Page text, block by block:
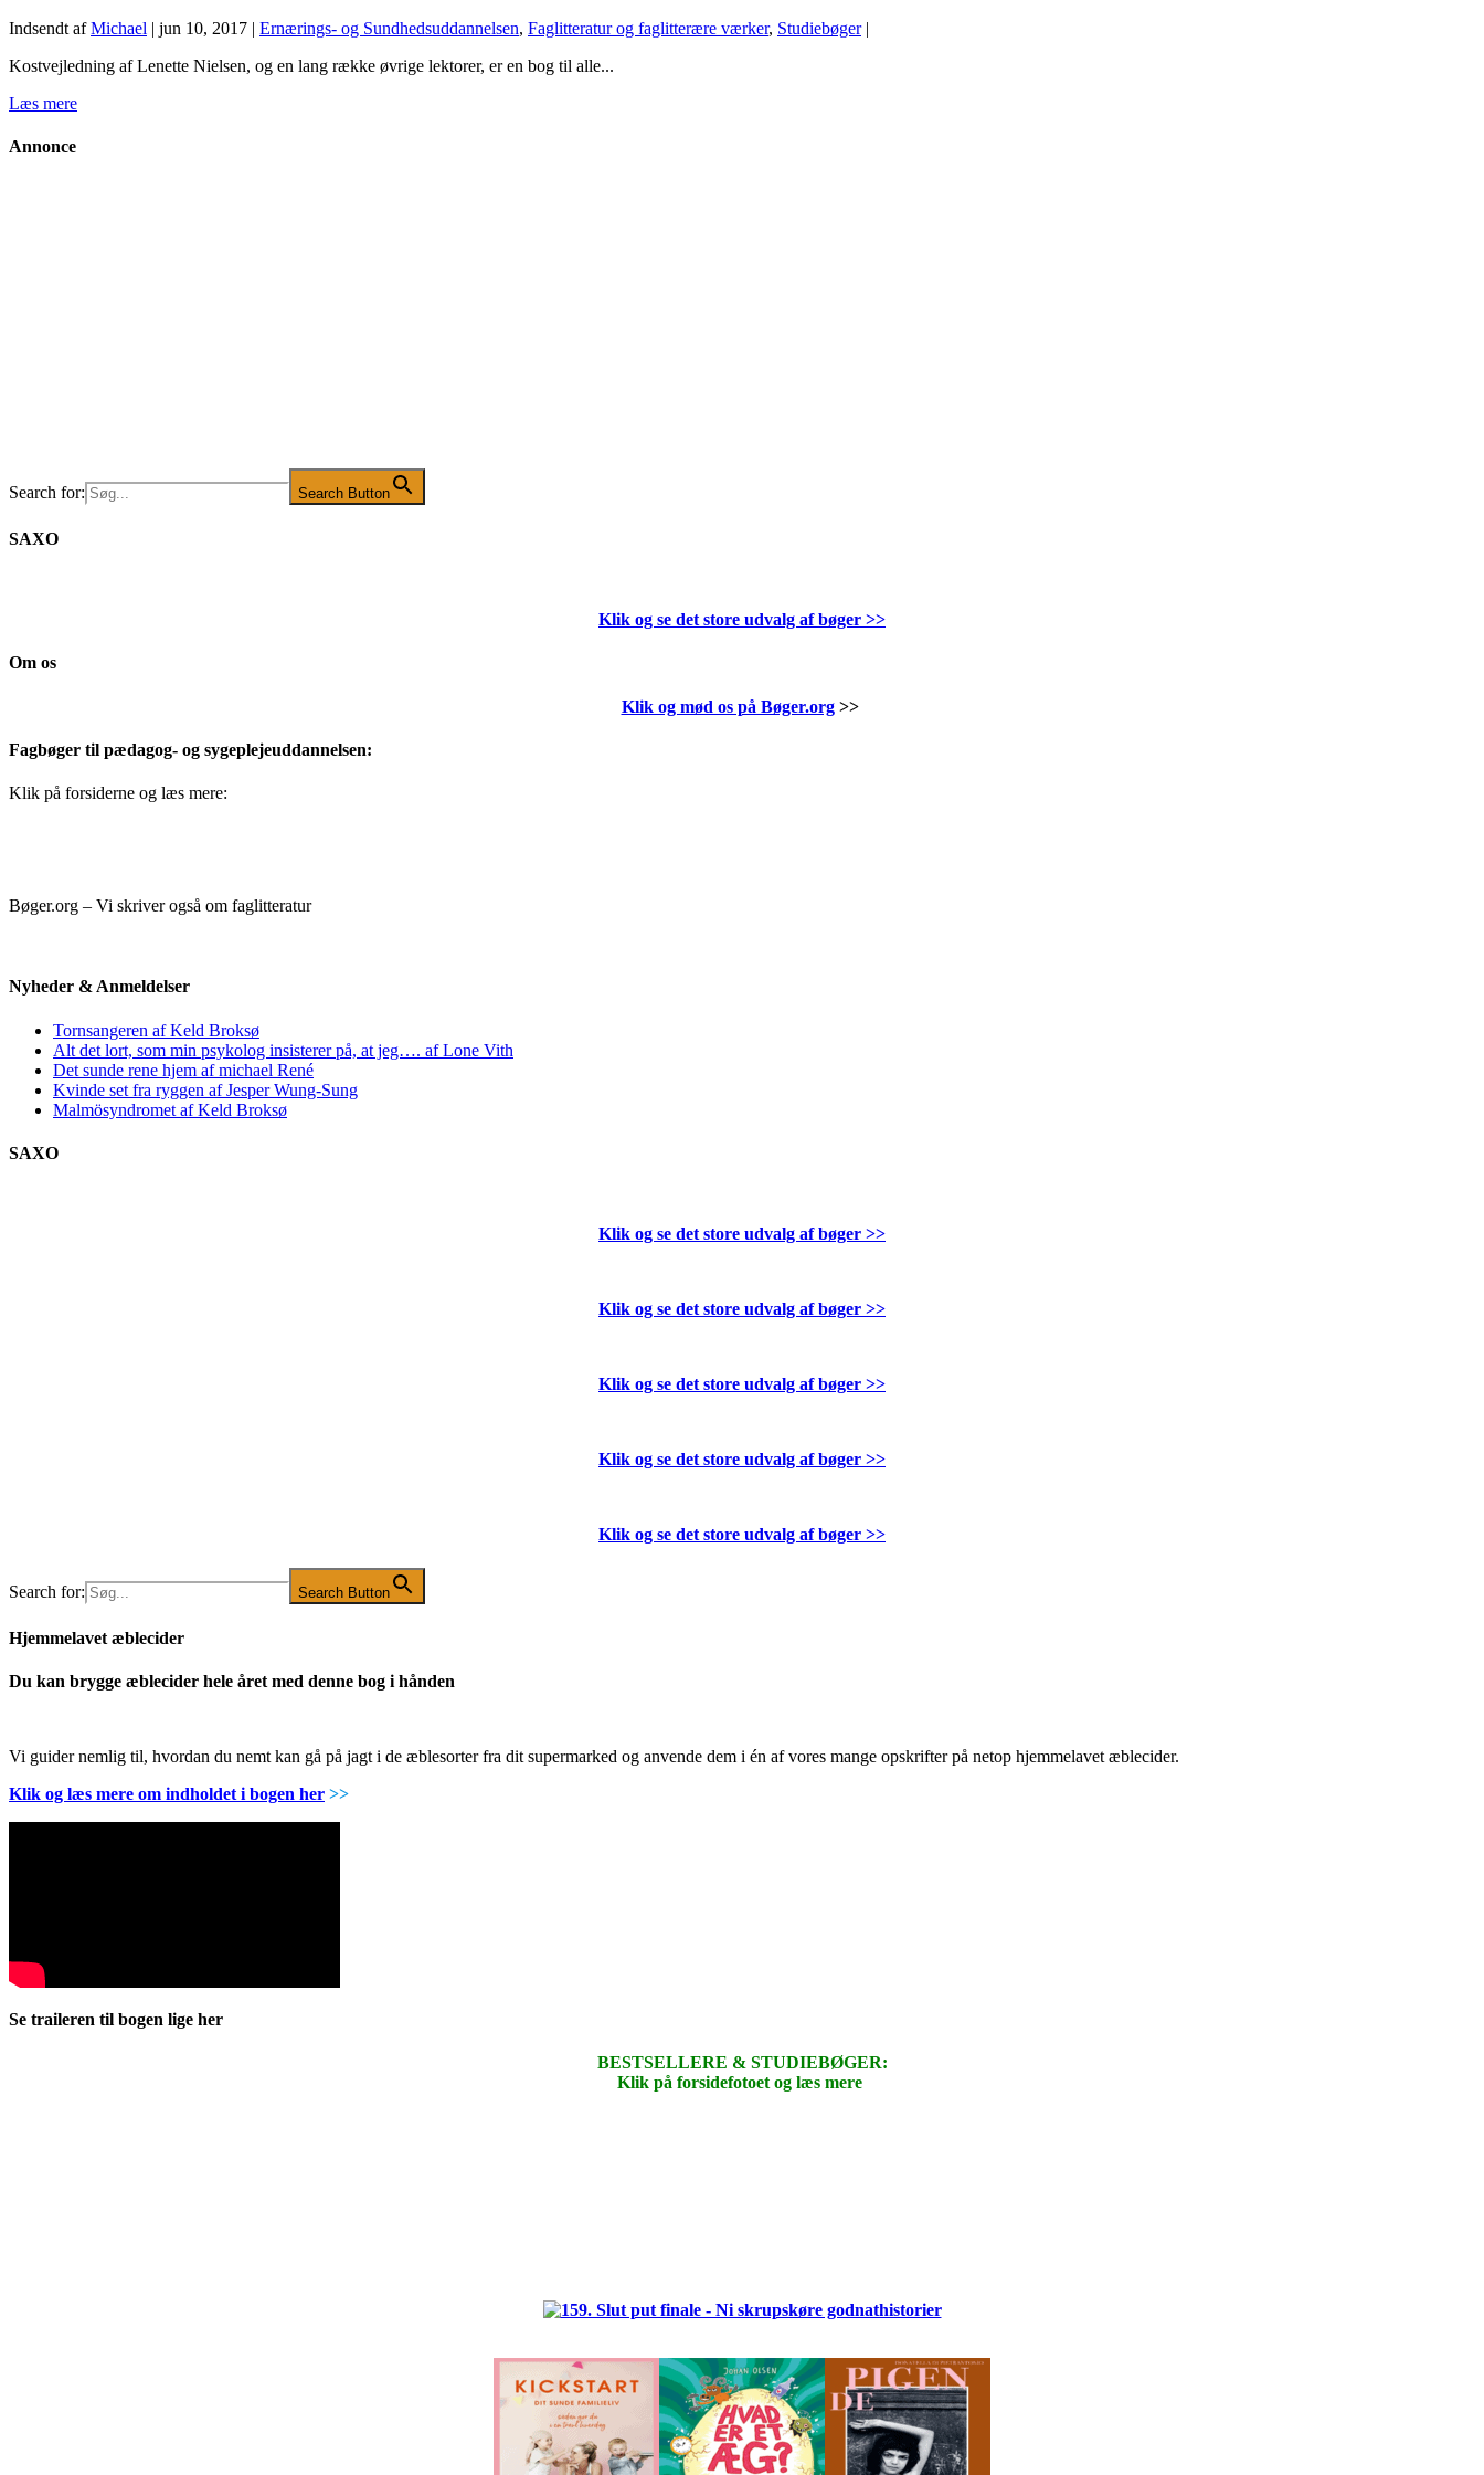
Indsendt afMichael | jun 10, 2017 | Ernærings- og Sundhedsuddannelsen, Faglitteratur og faglitterære værker, Studiebøger|
Kostvejledning af Lenette Nielsen, og en lang række øvrige lektorer, er en bog til alle...
Læs mere
Annonce
Search for: Search Button
SAXO
Klik og se det store udvalg af bøger >>
Om os
Klik og mød os på Bøger.org>>
Fagbøger til pædagog- og sygeplejeuddannelsen:
Klik på forsiderne og læs mere:
Bøger.org – Vi skriver også om faglitteratur
Nyheder & Anmeldelser
Tornsangeren af Keld Broksø
Alt det lort, som min psykolog insisterer på, at jeg…. af Lone Vith
Det sunde rene hjem af michael René
Kvinde set fra ryggen af Jesper Wung-Sung
Malmösyndromet af Keld Broksø
SAXO
Klik og se det store udvalg af bøger >>
Klik og se det store udvalg af bøger >>
Klik og se det store udvalg af bøger >>
Klik og se det store udvalg af bøger >>
Klik og se det store udvalg af bøger >>
Search for: Search Button
Hjemmelavet æblecider
Du kan brygge æblecider hele året med denne bog i hånden
Vi guider nemlig til, hvordan du nemt kan gå på jagt i de æblesorter fra dit supermarked og anvende dem i én af vores mange opskrifter på netop hjemmelavet æblecider.
Klik og læs mere om indholdet i bogen her >>
Se traileren til bogen lige her
BESTSELLERE & STUDIEBØGER:
Klik på forsidefotoet og læs mere